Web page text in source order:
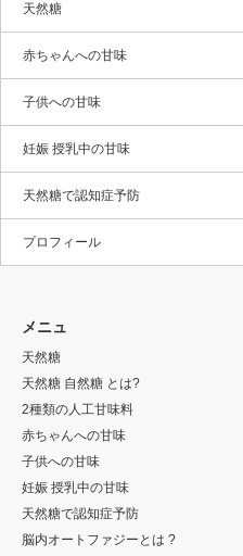
天然糖
赤ちゃんへの甘味
子供への甘味
妊娠 授乳中の甘味
天然糖で認知症予防
プロフィール
メニュ
天然糖
天然糖 自然糖 とは?
2種類の人工甘味料
赤ちゃんへの甘味
子供への甘味
妊娠 授乳中の甘味
天然糖で認知症予防
脳内オートファジーとは ?